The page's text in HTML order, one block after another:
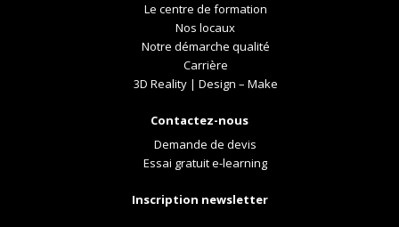
Le centre de formation
Nos locaux
Notre démarche qualité
Carrière
3D Reality | Design – Make
Contactez-nous
Demande de devis
Essai gratuit e-learning
Inscription newsletter